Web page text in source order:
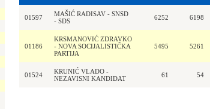
01597
MAŠIĆ RADISAV - SNSD
- SDS
6252 6198
01186
KRSMANOVIĆ ZDRAVKO
- NOVA SOCIJALISTIČKA
PARTIJA
5495 5261
01524
KRUNIĆ VLADO -
NEZAVISNI KANDIDAT
61 54